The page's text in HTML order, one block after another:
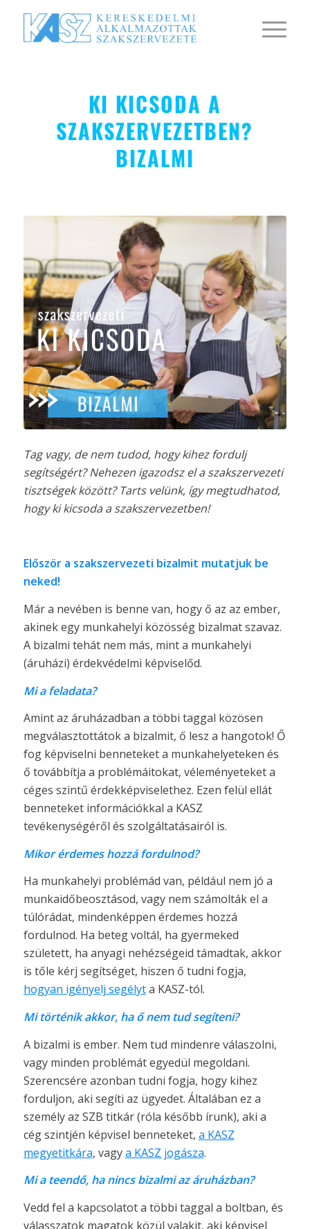
KI KICSODA A
SZAKSZERVEZETBEN?
BIZALMI
Tag vagy, de nem tudod, hogy kihez fordulj
segítségért? Nehezen igazodsz el a szakszervezeti
tisztségek között? Tarts velünk, így megtudhatod,
hogy ki kicsoda a szakszervezetben!
Először a szakszervezeti bizalmit mutatjuk be
neked!
Már a nevében is benne van, hogy ő az az ember,
akinek egy munkahelyi közösség bizalmat szavaz.
A bizalmi tehát nem más, mint a munkahelyi
(áruházi) érdekvédelmi képviselőd.
Mi a feladata?
Amint az áruházadban a többi taggal közösen
megválasztottátok a bizalmit, ő lesz a hangotok! Ő
fog képviselni benneteket a munkahelyeteken és
ő továbbítja a problémáitokat, véleményeteket a
céges szintű érdekképviselethez. Ezen felül ellát
benneteket információkkal a KASZ
tevékenységéről és szolgáltatásairól is.
Mikor érdemes hozzá fordulnod?
Ha munkahelyi problémád van, például nem jó a
munkaidőbeosztásod, vagy nem számolták el a
túlórádat, mindenképpen érdemes hozzá
fordulnod. Ha beteg voltál, ha gyermeked
született, ha anyagi nehézségeid támadtak, akkor
is tőle kérj segítséget, hiszen ő tudni fogja,
hogyan igényelj segélyta KASZ-tól.
Mi történik akkor, ha ő nem tud segíteni?
A bizalmi is ember. Nem tud mindenre válaszolni,
vagy minden problémát egyedül megoldani.
Szerencsére azonban tudni fogja, hogy kihez
forduljon, aki segíti az ügyedet. Általában ez a
személy az SZB titkár (róla később írunk), aki a
cég szintjén képvisel benneteket, a KASZ
megyetitkára, vagya KASZ jogásza.
Mi a teendő, ha nincs bizalmi az áruházban?
Vedd fel a kapcsolatot a többi taggal a boltban, és
válasszatok magatok közül valakit, aki képvisel